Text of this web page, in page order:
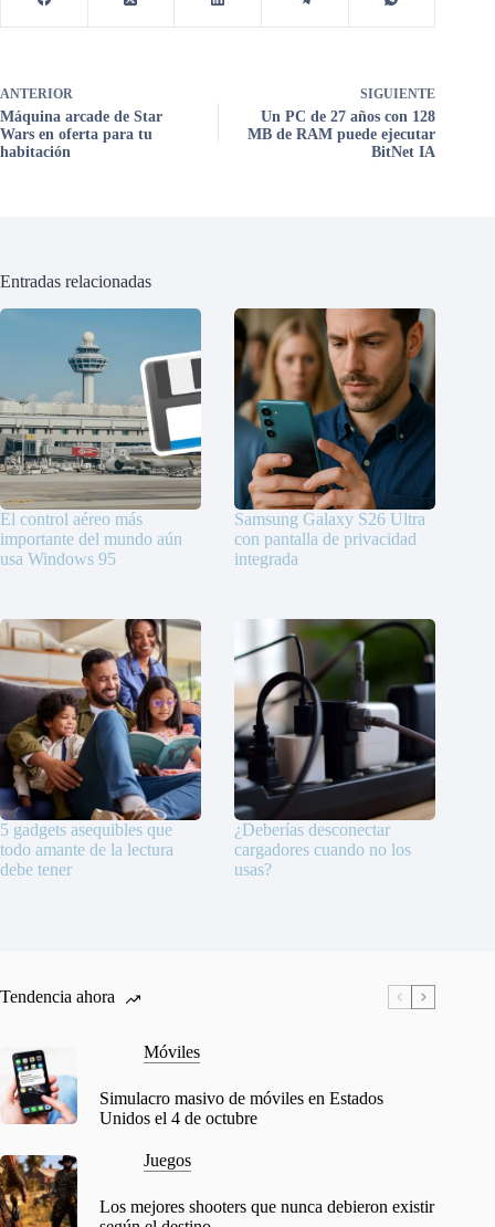
ANTERIOR
Máquina arcade de Star
Wars en oferta para tu
habitación
SIGUIENTE
Un PC de 27 años con 128
MB de RAM puede ejecutar
BitNet IA
Entradas relacionadas
El control aéreo más
importante del mundo aún
usa Windows 95
Samsung Galaxy S26 Ultra
con pantalla de privacidad
integrada
5 gadgets asequibles que
todo amante de la lectura
debe tener
¿Deberías desconectar
cargadores cuando no los
usas?
Tendencia ahora
Móviles
Simulacro masivo de móviles en Estados
Unidos el 4 de octubre
Juegos
Los mejores shooters que nunca debieron existir